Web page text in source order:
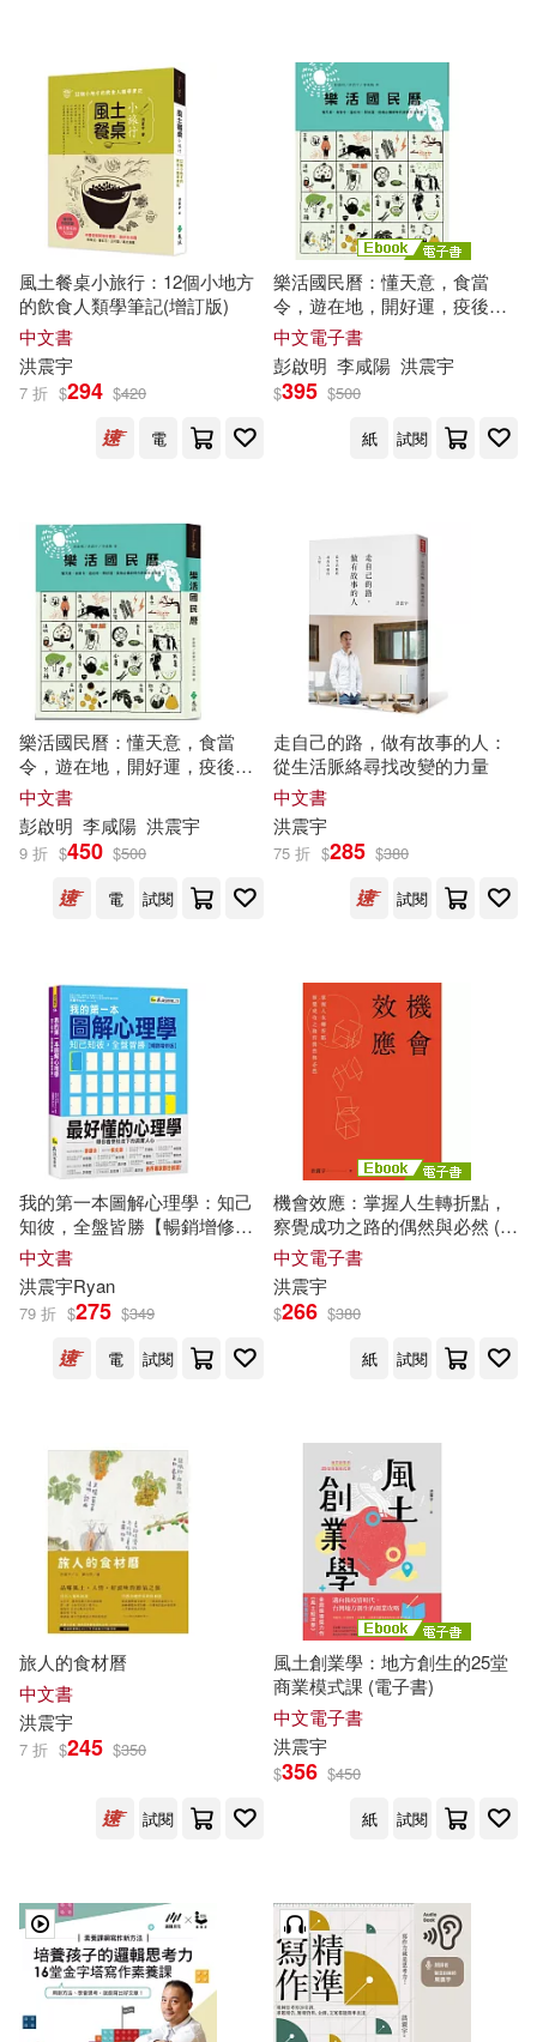
風土餐桌小旅行：12個小地方
的飲食人類學筆記(增訂版)
中文書
洪震宇
7 折 $294 $420
電
樂活國民曆：懂天意，食當
令，遊在地，開好運，疫後必
備新時代節氣生活指南(增修新
版) (電子書)
中文電子書
彭啟明 李咸陽 洪震宇
$395 $500
紙
試閱
樂活國民曆：懂天意，食當
令，遊在地，開好運，疫後必
備新時代節氣生活指南(增修新
版)
中文書
彭啟明 李咸陽 洪震宇
9 折 $450 $500
電
試閱
走自己的路，做有故事的人：
從生活脈絡尋找改變的力量
中文書
洪震宇
75 折 $285 $380
試閱
我的第一本圖解心理學：知己
知彼，全盤皆勝【暢銷增修
版】
中文書
洪震宇Ryan
79 折 $275 $349
電
試閱
機會效應：掌握人生轉折點，
察覺成功之路的偶然與必然 (電
子書)
中文電子書
洪震宇
$266 $380
紙
試閱
旅人的食材曆
中文書
洪震宇
7 折 $245 $350
試閱
風土創業學：地方創生的25堂
商業模式課 (電子書)
中文電子書
洪震宇
$356 $450
紙
試閱